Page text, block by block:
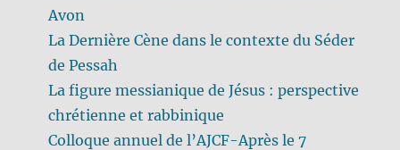
Avon
La Dernière Cène dans le contexte du Séder
de Pessah
La figure messianique de Jésus : perspective
chrétienne et rabbinique
Colloque annuel de l’AJCF-Après le 7